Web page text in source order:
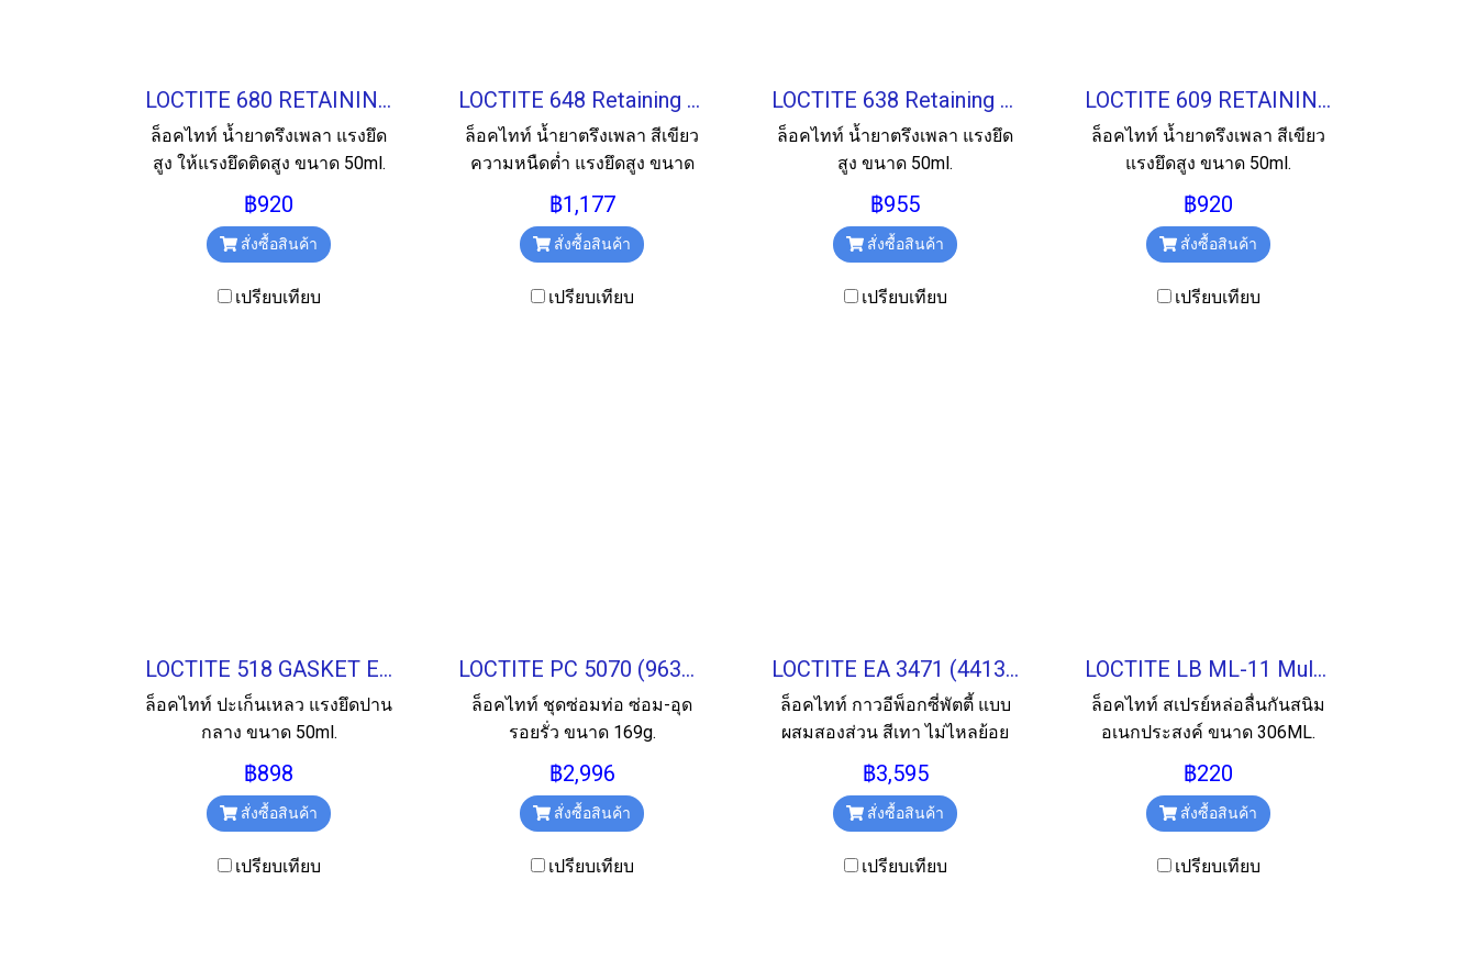
LOCTITE 680 RETAINING COMPOUND น้ำยาตรึงเพลา 50ML.
ล็อคไทท์ น้ำยาตรึงเพลา แรงยึด
สูง ให้แรงยึดติดสูง ขนาด 50ml.
฿920
สั่งซื้อสินค้า
เปรียบเทียบ
LOCTITE 648 Retaining Compound น้ำยาตรึงเพลา 50ML.
ล็อคไทท์ น้ำยาตรึงเพลา สีเขียว
ความหนืดต่ำ แรงยึดสูง ขนาด
50ml.
฿1,177
สั่งซื้อสินค้า
เปรียบเทียบ
LOCTITE 638 Retaining Compound น้ำยาตรึงเพลา 50ML.
ล็อคไทท์ น้ำยาตรึงเพลา แรงยึด
สูง ขนาด 50ml.
฿955
สั่งซื้อสินค้า
เปรียบเทียบ
LOCTITE 609 RETAINING COMPD น้ำยาตรึงเพลา 50ML.
ล็อคไทท์ น้ำยาตรึงเพลา สีเขียว
แรงยึดสูง ขนาด 50ml.
฿920
สั่งซื้อสินค้า
เปรียบเทียบ
LOCTITE 518 GASKET ELIMINATOR ปะเก็นเหลว 50ML.
ล็อคไทท์ ปะเก็นเหลว แรงยึดปาน
กลาง ขนาด 50ml.
฿898
สั่งซื้อสินค้า
เปรียบเทียบ
LOCTITE PC 5070 (96321) Pipe Repair Kit ชุดซ่อมท่อ 169g.
ล็อคไทท์ ชุดซ่อมท่อ ซ่อม-อุด
รอยรั่ว ขนาด 169g.
฿2,996
สั่งซื้อสินค้า
เปรียบเทียบ
LOCTITE EA 3471 (44139) Stee Putty กาวอีพ็อกซี่พัตตี้ 500G.
ล็อคไทท์ กาวอีพ็อกซี่พัตตี้ แบบ
ผสมสองส่วน สีเทา ไม่ไหลย้อย
ขนาด 500g.
฿3,595
สั่งซื้อสินค้า
เปรียบเทียบ
LOCTITE LB ML-11 Multipurpose Maintain Lube สเปรย์หล่อลื่น 360ML.
ล็อคไทท์ สเปรย์หล่อลื่นกันสนิม
อเนกประสงค์ ขนาด 306ML.
฿220
สั่งซื้อสินค้า
เปรียบเทียบ